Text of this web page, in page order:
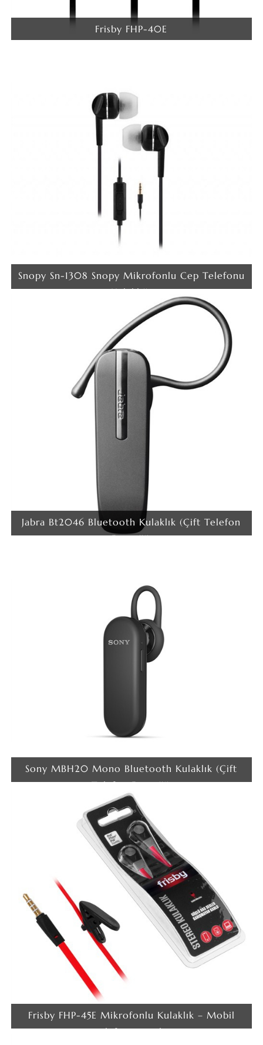
Frisby FHP-40E
Snopy Sn-1308 Snopy Mikrofonlu Cep Telefonu
Kulaklığı
Jabra Bt2046 Bluetooth Kulaklık (Çift Telefon
Desteği)
Sony MBH20 Mono Bluetooth Kulaklık (Çift
Telefon Desteği)
Frisby FHP-45E Mikrofonlu Kulaklık – Mobil
telefon uyumlu